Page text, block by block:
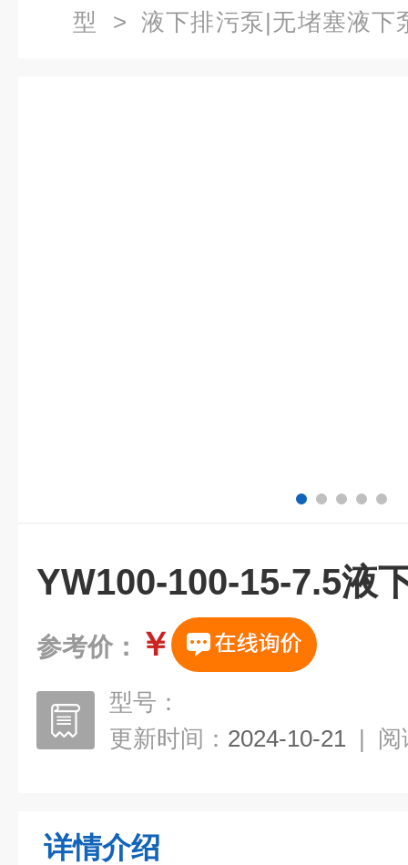
型
> 液下排污泵|无堵塞液下
YW100-100-15-7.5液
参考价： ￥
型号：
更新时间： 2024-10-21 | 阅
详情介绍